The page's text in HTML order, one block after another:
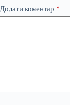
Додати коментар *